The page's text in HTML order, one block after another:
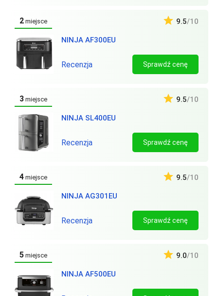
2 miejsce
NINJA AF300EU
9.5/10
Recenzja Sprawdź cenę
3 miejsce
NINJA SL400EU
9.5/10
Recenzja Sprawdź cenę
4 miejsce
NINJA AG301EU
9.5/10
Recenzja Sprawdź cenę
5 miejsce
NINJA AF500EU
9.0/10